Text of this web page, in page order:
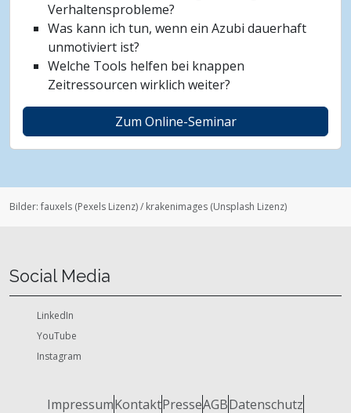
Verhaltensprobleme?
Was kann ich tun, wenn ein Azubi dauerhaft
unmotiviert ist?
Welche Tools helfen bei knappen
Zeitressourcen wirklich weiter?
Zum Online-Seminar
Bilder: fauxels (Pexels Lizenz)/ krakenimages (Unsplash Lizenz)
Social Media
LinkedIn
YouTube
Instagram
ImpressumKontaktPresseAGBDatenschutz